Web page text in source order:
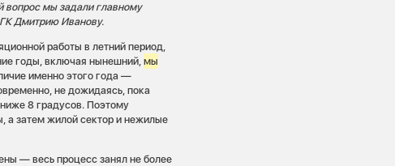
вопрос мы задали главному
Дмитрию Иванову.
работы в летний период,
годы, включая нынешний,мы
именно этого года —
не дожидаясь, пока
8 градусов. Поэтому
а затем жилой сектор и нежилые
— весь процесс занял не более